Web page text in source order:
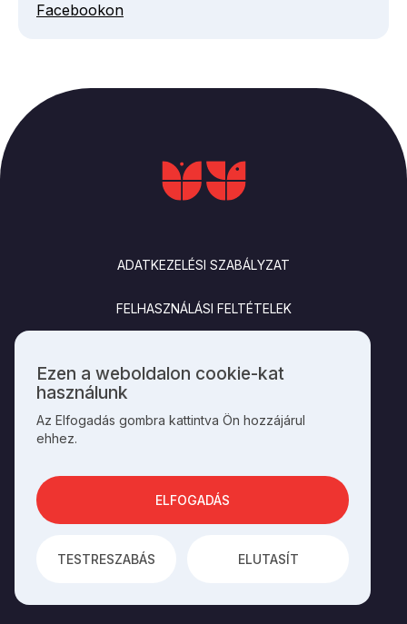
Facebookon
ADATKEZELÉSI SZABÁLYZAT
FELHASZNÁLÁSI FELTÉTELEK
SOCIALS
AZINTEGRAL VISION FEJLESZTETTE
Személyes
adatok
és
cookie-
használata
Ezen a weboldalon cookie-kat
használunk
Az Elfogadás gombra kattintva Ön hozzájárul
ehhez.
TESTRESZABÁS ELUTASÍT
ELFOGADÁS